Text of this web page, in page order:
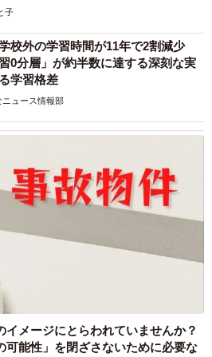
子
校外の学習時間が11年で2割減少
習0分層」が約半数に達する深刻な実
学習格差
ニュース情報部
イメージにとらわれていませんか？
可能性」を閉ざさないために必要な